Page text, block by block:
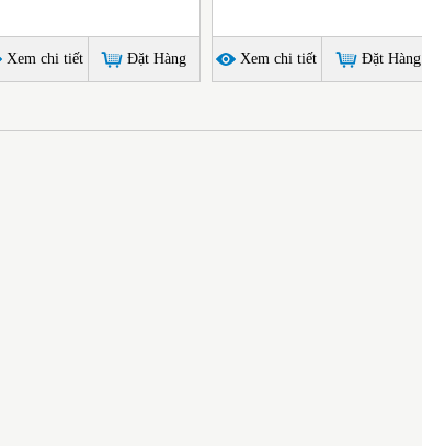
Xem chi tiết Đặt Hàng Xem chi tiết Đặt Hàng